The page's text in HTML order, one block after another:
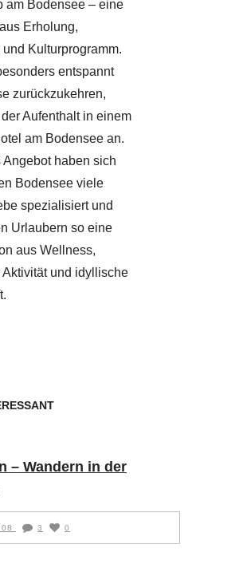
am Bodensee – eine
Erholung,
Kulturprogramm.
entspannt
zurückzukehren,
Aufenthalt in einem
am Bodensee an.
Angebot haben sich
Bodensee viele
spezialisiert und
Urlaubern so eine
aus Wellness,
und idyllische
– Wandern in der
3 0